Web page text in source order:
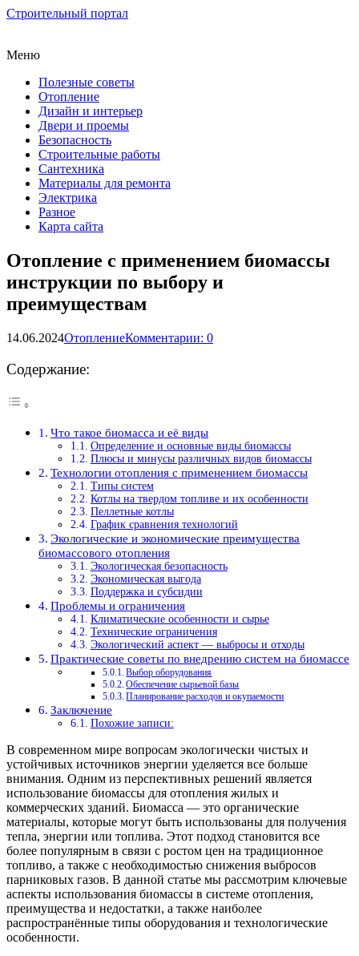
Строительный портал
Меню
Полезные советы
Отопление
Дизайн и интерьер
Двери и проемы
Безопасность
Строительные работы
Сантехника
Материалы для ремонта
Электрика
Разное
Карта сайта
Отопление с применением биомассы
инструкции по выбору и
преимуществам
14.06.2024ОтоплениеКомментарии: 0
Содержание:
Что такое биомасса и её виды
Определение и основные виды биомассы
Плюсы и минусы различных видов биомассы
Технологии отопления с применением биомассы
Типы систем
Котлы на твердом топливе и их особенности
Пеллетные котлы
График сравнения технологий
Экологические и экономические преимущества
биомассового отопления
Экологическая безопасность
Экономическая выгода
Поддержка и субсидии
Проблемы и ограничения
Климатические особенности и сырье
Технические ограничения
Экологический аспект — выбросы и отходы
Практические советы по внедрению систем на биомассе
Выбор оборудования
Обеспечение сырьевой базы
Планирование расходов и окупаемости
Заключение
Похожие записи:
В современном мире вопросам экологически чистых и
устойчивых источников энергии уделяется все больше
внимания. Одним из перспективных решений является
использование биомассы для отопления жилых и
коммерческих зданий. Биомасса — это органические
материалы, которые могут быть использованы для получения
тепла, энергии или топлива. Этот подход становится все
более популярным в связи с ростом цен на традиционное
топливо, а также с необходимостью снижения выбросов
парниковых газов. В данной статье мы рассмотрим ключевые
аспекты использования биомассы в системе отопления,
преимущества и недостатки, а также наиболее
распространённые типы оборудования и технологические
особенности.